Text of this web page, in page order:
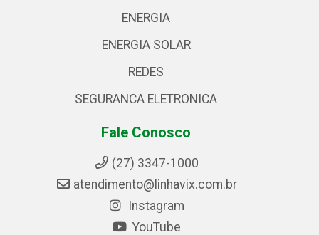
ENERGIA
ENERGIA SOLAR
REDES
SEGURANCA ELETRONICA
Fale Conosco
(27) 3347-1000
atendimento@linhavix.com.br
Instagram
YouTube